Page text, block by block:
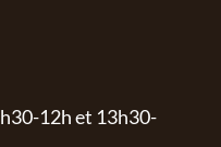
12h et 13h30-